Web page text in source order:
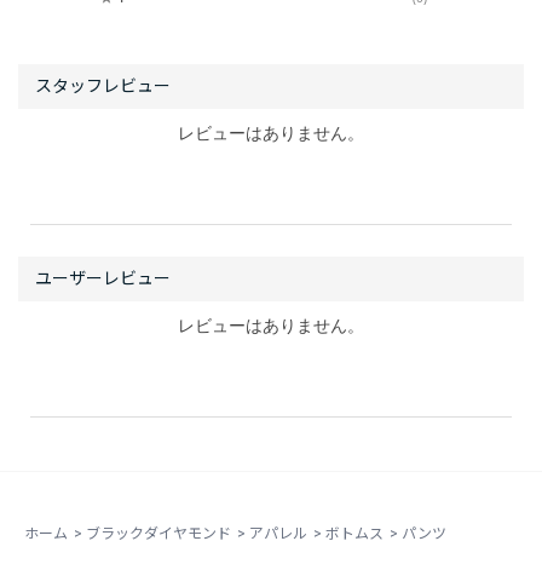
レビューはありません。
レビューはありません。
ホーム > ブラックダイヤモンド > アパレル > ボトムス > パンツ